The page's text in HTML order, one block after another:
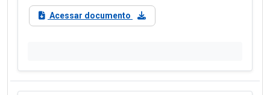
Acessar documento